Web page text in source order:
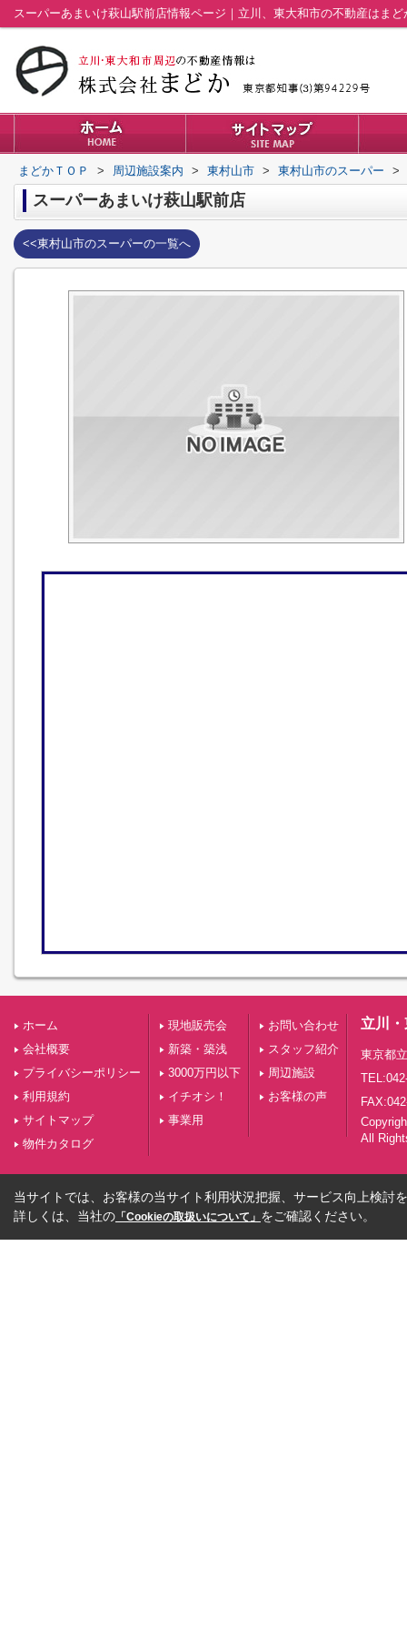
スーパーあまいけ萩山駅前店情報ページ｜立川、東大和市の不動産はまど
まどかＴＯＰ > 周辺施設案内 > 東村山市 > 東村山市のスーパー >
スーパーあまいけ萩山駅前店
<<東村山市のスーパーの一覧へ
ホーム
会社概要
プライバシーポリシー
利用規約
サイトマップ
物件カタログ
現地販売会
新築・築浅
3000万円以下
イチオシ！
事業用
お問い合わせ
スタッフ紹介
周辺施設
お客様の声
立川
東京都
All
当サイトでは、お客様の当サイト利用状況把握、サービス向上検討
詳しくは、当社の 「Cookieの取扱いについて」 をご確認ください。